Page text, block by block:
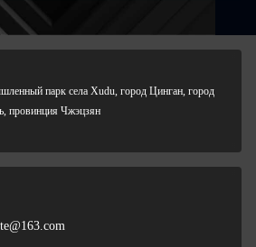
парк села Xudu, город Цинган, город
провинция Чжэцзян